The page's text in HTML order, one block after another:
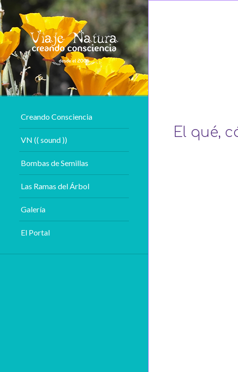
Creando Consciencia
VN (( sound ))
Bombas de Semillas
Las Ramas del Árbol
Galería
El Portal
El qué,